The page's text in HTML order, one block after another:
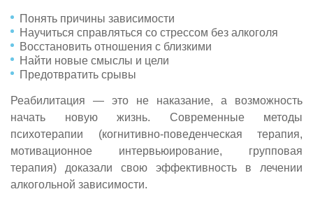
Понять причины зависимости
Научиться справляться со стрессом без алкоголя
Восстановить отношения с близкими
Найти новые смыслы и цели
Предотвратить срывы
Реабилитация — это не наказание, а возможность
начать новую жизнь. Современные методы
психотерапии (когнитивно-поведенческая терапия,
мотивационное интервьюирование, групповая
терапия) доказали свою эффективность в лечении
алкогольной зависимости.